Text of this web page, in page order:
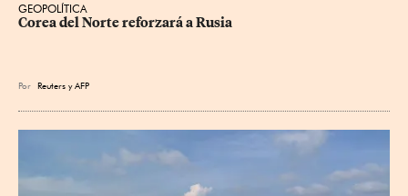
GEOPOLÍTICA
Corea del Norte reforzará a Rusia
Por Reuters yAFP